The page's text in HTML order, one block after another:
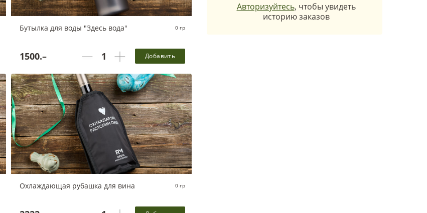
Белки - 0 г, Жиры - 0 г, Углеводы - 0 г, 0 ккал в одной
Бутылка для воды "Здесь вода" 0 гр
1500.– Добавить
Охлаждающая рубашка для вина 0 гр
Авторизуйтесь, чтобы увидеть
историю заказов